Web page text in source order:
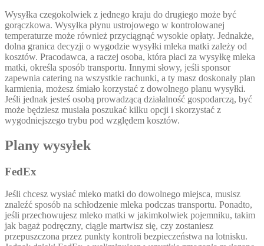
Wysyłka czegokolwiek z jednego kraju do drugiego może być
gorączkowa. Wysyłka płynu ustrojowego w kontrolowanej
temperaturze może również przyciągnąć wysokie opłaty. Jednakże,
dolna granica decyzji o wygodzie wysyłki mleka matki zależy od
kosztów. Pracodawca, a raczej osoba, która płaci za wysyłkę mleka
matki, określa sposób transportu. Innymi słowy, jeśli sponsor
zapewnia catering na wszystkie rachunki, a ty masz doskonały plan
karmienia, możesz śmiało korzystać z dowolnego planu wysyłki.
Jeśli jednak jesteś osobą prowadzącą działalność gospodarczą, być
może będziesz musiała poszukać kilku opcji i skorzystać z
wygodniejszego trybu pod względem kosztów.
Plany wysyłek
FedEx
Jeśli chcesz wysłać mleko matki do dowolnego miejsca, musisz
znaleźć sposób na schłodzenie mleka podczas transportu. Ponadto,
jeśli przechowujesz mleko matki w jakimkolwiek pojemniku, takim
jak bagaż podręczny, ciągle martwisz się, czy zostaniesz
przepuszczona przez punkty kontroli bezpieczeństwa na lotnisku.